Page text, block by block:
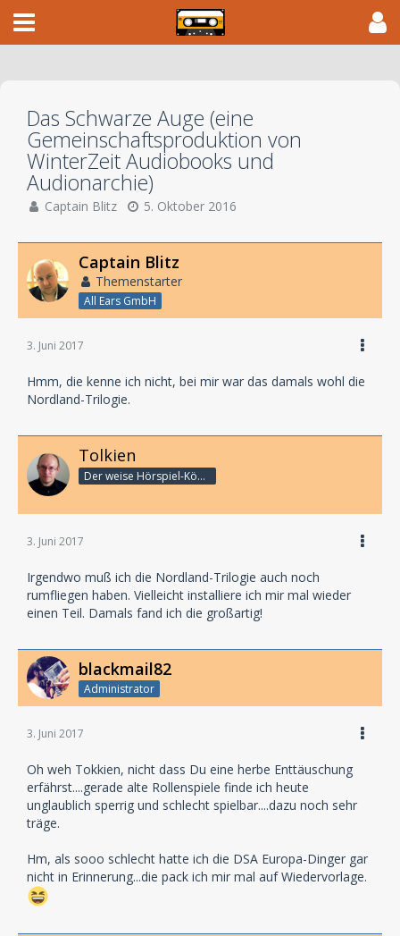
Das Schwarze Auge (eine
Gemeinschaftsproduktion von
WinterZeit Audiobooks und
Audionarchie)
Captain Blitz 5. Oktober 2016
Captain Blitz
Themenstarter
All Ears GmbH
3. Juni 2017
Hmm, die kenne ich nicht, bei mir war das damals wohl die
Nordland-Trilogie.
Tolkien
Der weise Hörspiel-König
3. Juni 2017
Irgendwo muß ich die Nordland-Trilogie auch noch
rumfliegen haben. Vielleicht installiere ich mir mal wieder
einen Teil. Damals fand ich die großartig!
blackmail82
Administrator
3. Juni 2017
Oh weh Tokkien, nicht dass Du eine herbe Enttäuschung
erfährst....gerade alte Rollenspiele finde ich heute
unglaublich sperrig und schlecht spielbar....dazu noch sehr
träge.
Hm, als sooo schlecht hatte ich die DSA Europa-Dinger gar
nicht in Erinnerung...die pack ich mir mal auf Wiedervorlage.